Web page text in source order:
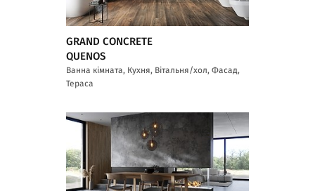
GRAND CONCRETE
QUENOS
Ванна кімната, Кухня, Вітальня/хол, Фасад,
Тераса